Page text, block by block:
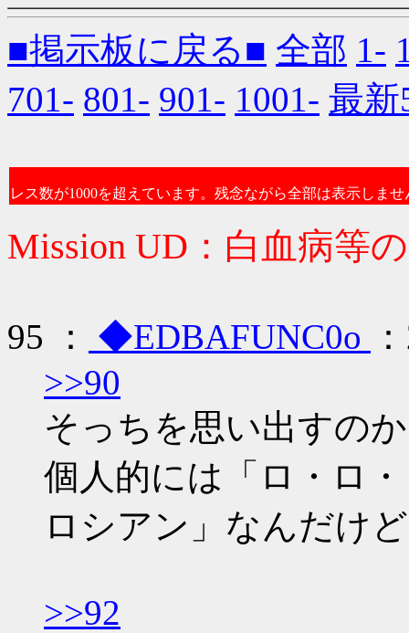
■掲示板に戻る■ 全部 1-
701- 801- 901- 1001- 最新
レス数が1000を超えています。残念ながら全部は表示しませ
Mission UD：白血病等
95 ： ◆EDBAFUNC0o
>>90
そっちを思い出すの
個人的には「ロ・ロ
ロシアン」なんだけ
>>92